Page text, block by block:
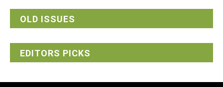
OLD ISSUES
EDITORS PICKS